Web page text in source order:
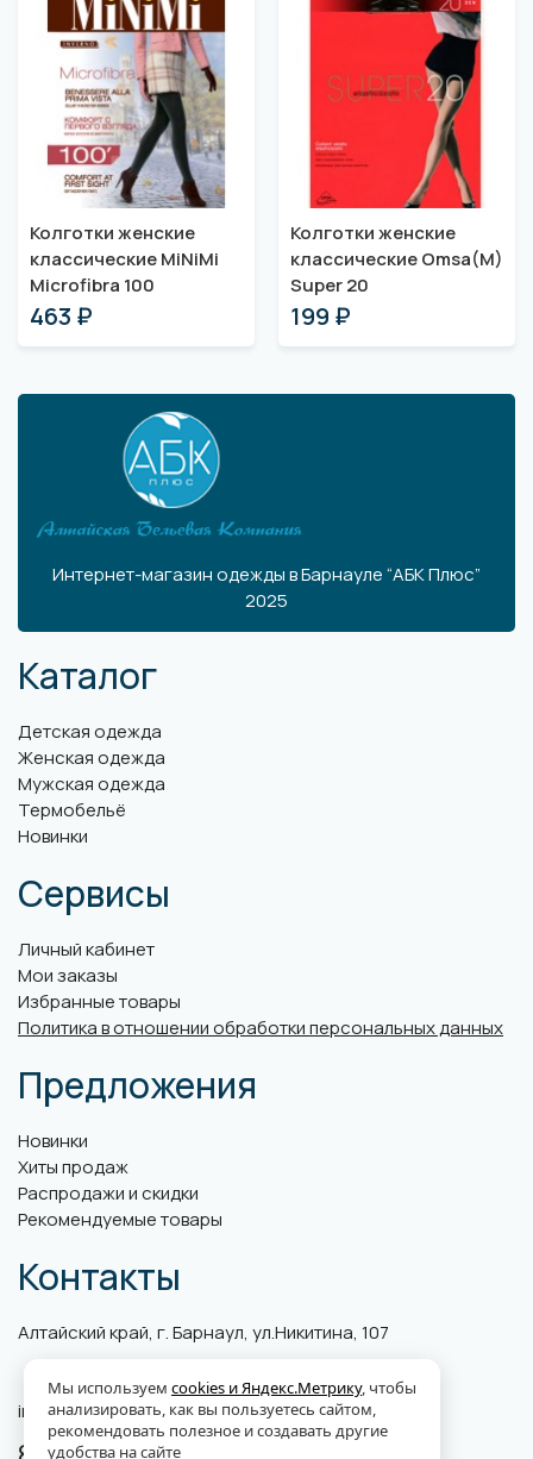
Колготки женские
классические MiNiMi
Microfibra 100
463 ₽
Колготки женские
классические Omsa(M)
Super 20
199 ₽
Интернет-магазин одежды в Барнауле “АБК Плюс”
2025
Каталог
Детская одежда
Женская одежда
Мужская одежда
Термобельё
Новинки
Сервисы
Личный кабинет
Мои заказы
Избранные товары
Политика в отношении обработки персональных данных
Предложения
Новинки
Хиты продаж
Распродажи и скидки
Рекомендуемые товары
Контакты
Алтайский край, г. Барнаул, ул.Никитина, 107
info@abk-plus.ru
Мы используем cookies и Яндекс.Метрику, чтобы
анализировать, как вы пользуетесь сайтом,
рекомендовать полезное и создавать другие
удобства на сайте